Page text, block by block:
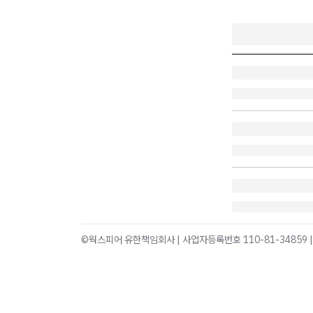
©웍스피어 유한책임회사 | 사업자등록번호 110-81-34859